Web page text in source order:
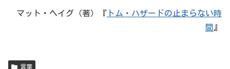
マット・ヘイグ（著）『 トム・ハザードの止まらない時
間 』
言葉